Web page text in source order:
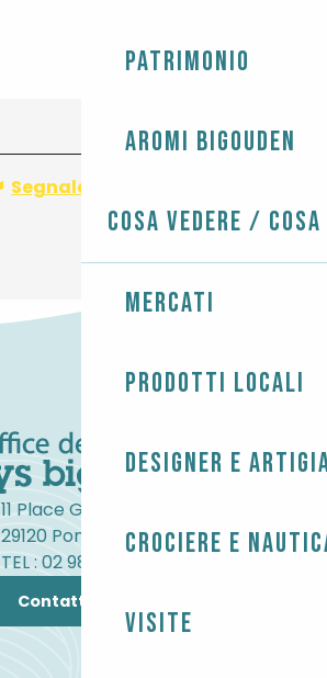
Patrimonio
Aromi Bigouden
Cosa vedere /
Mercati
Prodotti locali
Designer e
Crociere e
Visite
Segnala un errore
11 Place Gambetta
29120 Pont-l'Abbé
TEL : 02 98 82 37 99
Contattateci